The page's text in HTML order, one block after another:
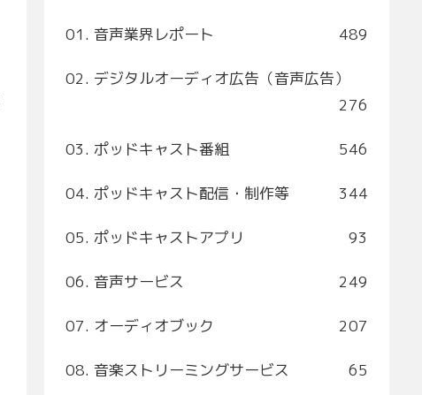
01. 音声業界レポート 489
02. デジタルオーディオ広告（音声広告）
276
03. ポッドキャスト番組 546
04. ポッドキャスト配信・制作等 344
05. ポッドキャストアプリ 93
06. 音声サービス 249
07. オーディオブック 207
08. 音楽ストリーミングサービス 65